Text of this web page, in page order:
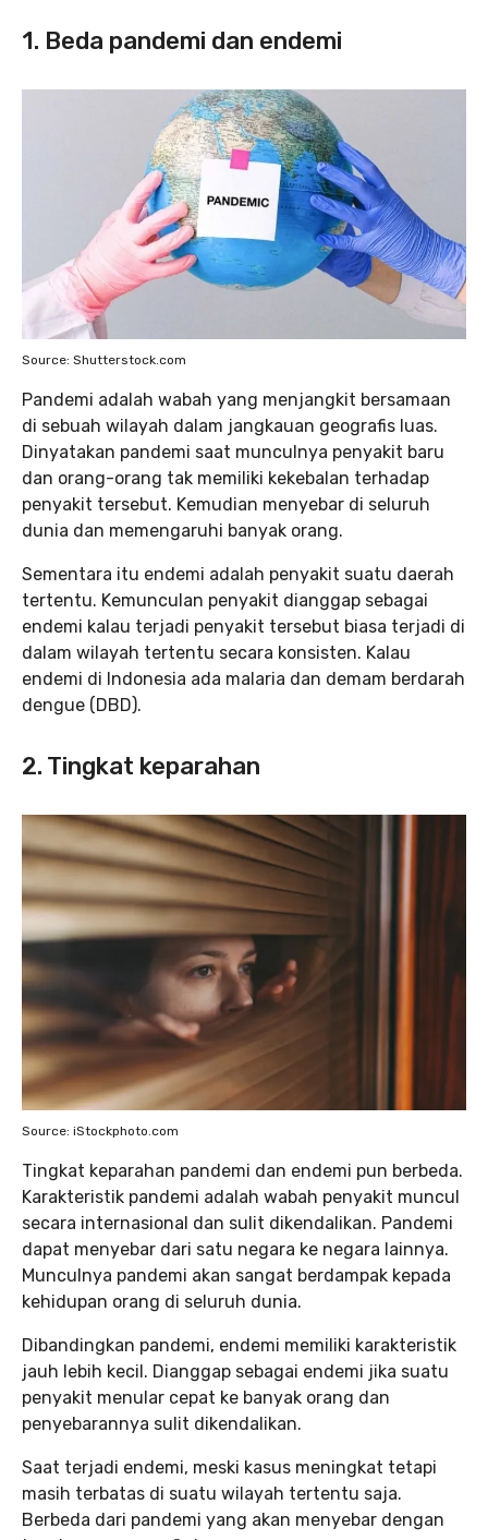
1. Beda pandemi dan endemi
Source: Shutterstock.com
Pandemi adalah wabah yang menjangkit bersamaan
di sebuah wilayah dalam jangkauan geografis luas.
Dinyatakan pandemi saat munculnya penyakit baru
dan orang-orang tak memiliki kekebalan terhadap
penyakit tersebut. Kemudian menyebar di seluruh
dunia dan memengaruhi banyak orang.
Sementara itu endemi adalah penyakit suatu daerah
tertentu. Kemunculan penyakit dianggap sebagai
endemi kalau terjadi penyakit tersebut biasa terjadi di
dalam wilayah tertentu secara konsisten. Kalau
endemi di Indonesia ada malaria dan demam berdarah
dengue (DBD).
2. Tingkat keparahan
Source: iStockphoto.com
Tingkat keparahan pandemi dan endemi pun berbeda.
Karakteristik pandemi adalah wabah penyakit muncul
secara internasional dan sulit dikendalikan. Pandemi
dapat menyebar dari satu negara ke negara lainnya.
Munculnya pandemi akan sangat berdampak kepada
kehidupan orang di seluruh dunia.
Dibandingkan pandemi, endemi memiliki karakteristik
jauh lebih kecil. Dianggap sebagai endemi jika suatu
penyakit menular cepat ke banyak orang dan
penyebarannya sulit dikendalikan.
Saat terjadi endemi, meski kasus meningkat tetapi
masih terbatas di suatu wilayah tertentu saja.
Berbeda dari pandemi yang akan menyebar dengan